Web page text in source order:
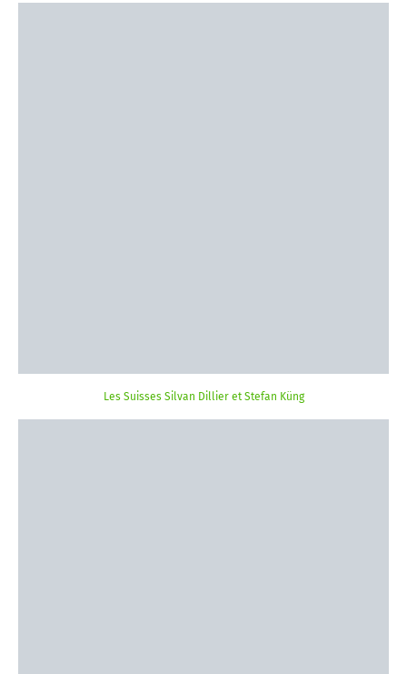
Les Suisses Silvan Dillier et Stefan Küng